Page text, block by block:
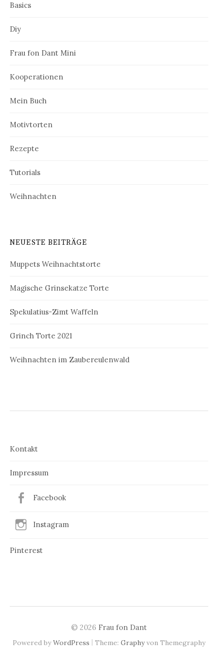
Basics
Diy
Frau fon Dant Mini
Kooperationen
Mein Buch
Motivtorten
Rezepte
Tutorials
Weihnachten
NEUESTE BEITRÄGE
Muppets Weihnachtstorte
Magische Grinsekatze Torte
Spekulatius-Zimt Waffeln
Grinch Torte 2021
Weihnachten im Zaubereulenwald
Kontakt
Impressum
Facebook
Instagram
Pinterest
© 2026 Frau fon Dant
Powered byWordPress | Theme: Graphyvon Themegraphy